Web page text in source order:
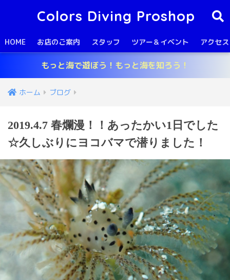
Colors Diving Proshop
HOME お店のご案内 スタッフ ツアー＆イベント アクセス
もっと海で遊ぼう！もっと海を知ろう！
ホーム ブログ
2019.4.7 春爛漫！！あったかい1日でした
☆久しぶりにヨコバマで潜りました！